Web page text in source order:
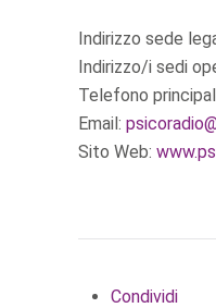
Indirizzo sede
Indirizzo/i sedi
Telefono
Email:
Sito Web:
Condividi